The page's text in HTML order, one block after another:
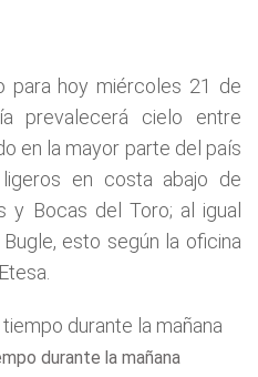
para hoy miércoles 21 de
prevalecerá cielo entre
en la mayor parte del país
en costa abajo de
y Bocas del Toro; al igual
esto según la oficina
durante la mañana